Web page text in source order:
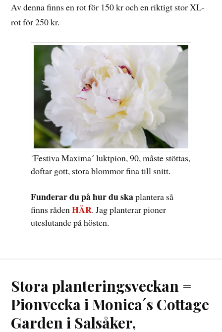
Av denna finns en rot för 150 kr och en riktigt stor XL-
rot för 250 kr.
´Festiva Maxima´ luktpion, 90, måste stöttas,
doftar gott, stora blommor fina till snitt.
Funderar du på hur du skaplantera så
finns rådenHÄR. Jag planterar pioner
uteslutande på hösten.
Stora planteringsveckan =
Pionvecka i Monica´s Cottage
Garden i Salsåker,